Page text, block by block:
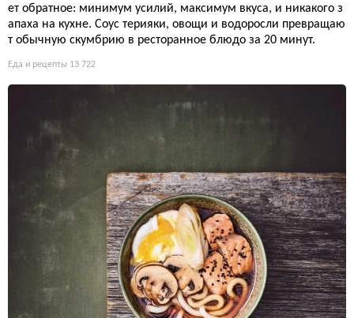
ет обратное: минимум усилий, максимум вкуса, и никакого з
апаха на кухне. Соус терияки, овощи и водоросли превращаю
т обычную скумбрию в ресторанное блюдо за 20 минут.
Еда и рецепты 13 722